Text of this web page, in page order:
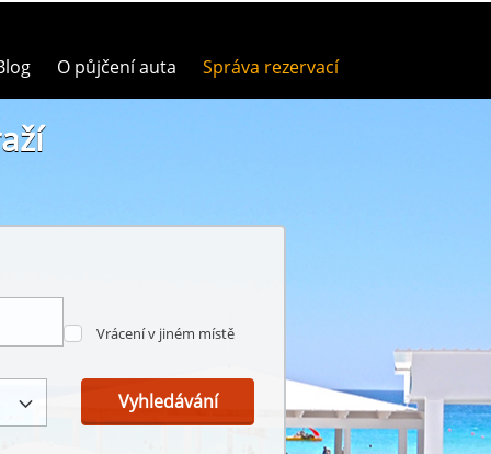
O půjčení auta Správa rezervací
Vrácení v jiném místě
Vyhledávání